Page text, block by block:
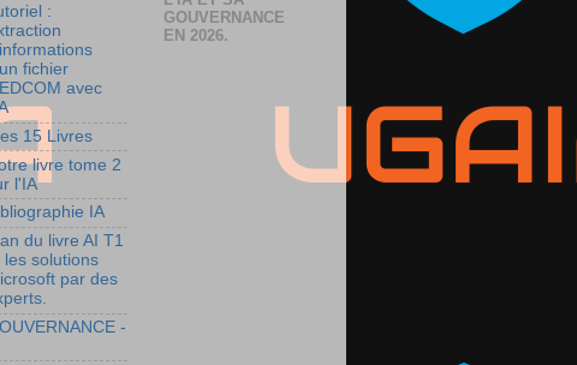
:
fichier
avec
15 Livres
livre tome 2
l'IA
IA
du livre AI T1
les solutions
par des
-
GOUVERNANCE
EN 2026.